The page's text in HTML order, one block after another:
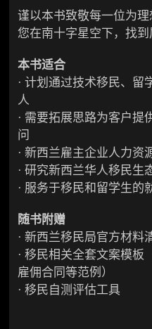
谨以本书致敬每一位为
您在南十字星空下，找到
本书适合
· 计划通过技术移民、
人
· 需要拓展思路为客户提
问
· 新西兰雇主企业人力资
· 研究新西兰华人移民生
· 服务于移民和留学生的
随书附赠
· 新西兰移民局官方材料
· 移民相关全套文案模板
雇佣合同等范例）
· 移民自测评估工具